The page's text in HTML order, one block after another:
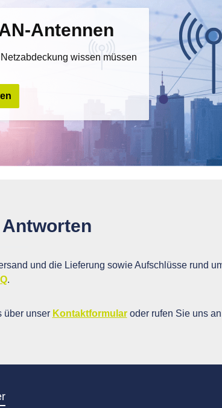
Antennen
wissen müssen
Antworten
und die Lieferung sowie Aufschlüsse rund
.
über unser Kontaktformularoder rufen Sie uns